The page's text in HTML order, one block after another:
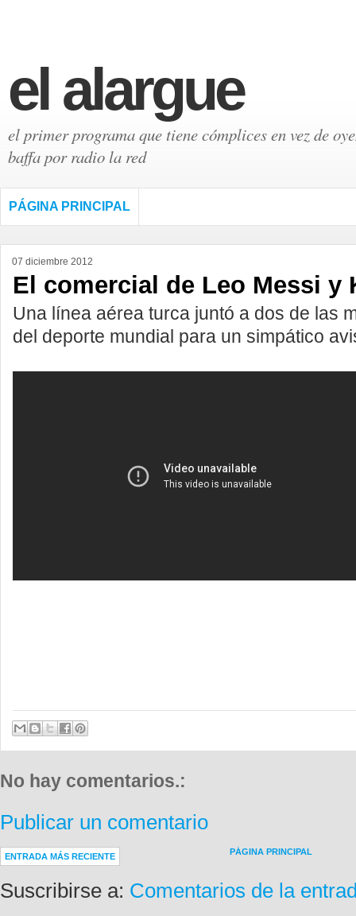
el alargue
el primer programa que tiene cómplices en vez de
baffa por radio la red
PÁGINA PRINCIPAL
07 diciembre 2012
El comercial de Leo Messi y
Una línea aérea turca juntó a dos de las
del deporte mundial para un simpático
No hay comentarios.:
Publicar un comentario
ENTRADA MÁS RECIENTE PÁGINA PRINCIPAL
Suscribirse a: Comentarios de la